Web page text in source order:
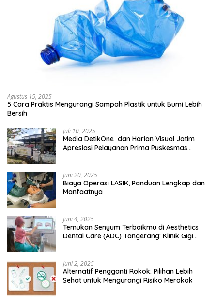
Agustus 15, 2025
5 Cara Praktis Mengurangi Sampah Plastik untuk Bumi Lebih
Bersih
Juli 10, 2025
Media DetikOne dan Harian Visual Jatim
Apresiasi Pelayanan Prima Puskesmas
Juni 20, 2025
Biaya Operasi LASIK, Panduan Lengkap dan
Manfaatnya
Juni 4, 2025
Temukan Senyum Terbaikmu di Aesthetics
Dental Care (ADC) Tangerang: Klinik Gigi
Juni 2, 2025
Alternatif Pengganti Rokok: Pilihan Lebih
Sehat untuk Mengurangi Risiko Merokok